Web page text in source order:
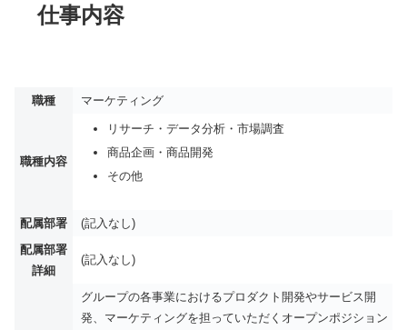
仕事内容
職種 マーケティング
職種内容
リサーチ・データ分析・市場調査
商品企画・商品開発
その他
配属部署
(記入なし)
配属部署
詳細
(記入なし)
グループの各事業におけるプロダクト開発やサービス開
発、マーケティングを担っていただくオープンポジション